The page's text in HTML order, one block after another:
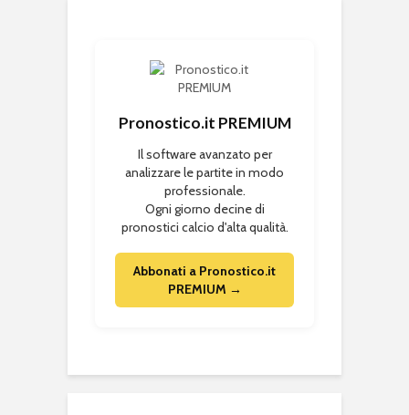
Pronostico.it PREMIUM
Il software avanzato per
analizzare le partite in modo
professionale.
Ogni giorno decine di
pronostici calcio d'alta qualità.
Abbonati a Pronostico.it
PREMIUM →